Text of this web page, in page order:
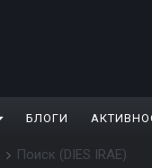
БЛОГИ
Поиск (DIES IRAE)